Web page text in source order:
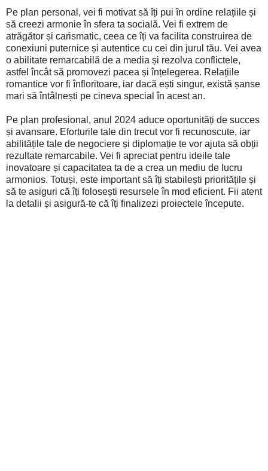
Pe plan personal, vei fi motivat să îți pui în ordine relațiile și
să creezi armonie în sfera ta socială. Vei fi extrem de
atrăgător și carismatic, ceea ce îți va facilita construirea de
conexiuni puternice și autentice cu cei din jurul tău. Vei avea
o abilitate remarcabilă de a media și rezolva conflictele,
astfel încât să promovezi pacea și înțelegerea. Relațiile
romantice vor fi înfloritoare, iar dacă ești singur, există șanse
mari să întâlnești pe cineva special în acest an.
Pe plan profesional, anul 2024 aduce oportunități de succes
și avansare. Eforturile tale din trecut vor fi recunoscute, iar
abilitățile tale de negociere și diplomație te vor ajuta să obții
rezultate remarcabile. Vei fi apreciat pentru ideile tale
inovatoare și capacitatea ta de a crea un mediu de lucru
armonios. Totuși, este important să îți stabilești prioritățile și
să te asiguri că îți folosești resursele în mod eficient. Fii atent
la detalii și asigură-te că îți finalizezi proiectele începute.